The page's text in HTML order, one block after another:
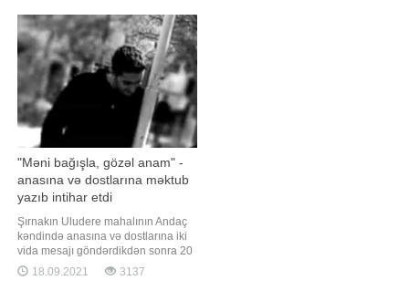
qondarma "bayrağı"nı elə yerindəcə
süngü ilə qazıyıb. Sosial
şəbəkələrdə yayılan məlumata
görə, həmi
"Məni bağışla, gözəl anam" -
anasına və dostlarına məktub
yazıb intihar etdi
Şırnakın Uludere mahalının Andaç
kəndində anasına və dostlarına iki
vida mesajı göndərdikdən sonra 20
yaşlı bir gənc 35 metr yüksəklikdəki
uçurumdan tullanaraq intihar edib.
18.09.2021 3137